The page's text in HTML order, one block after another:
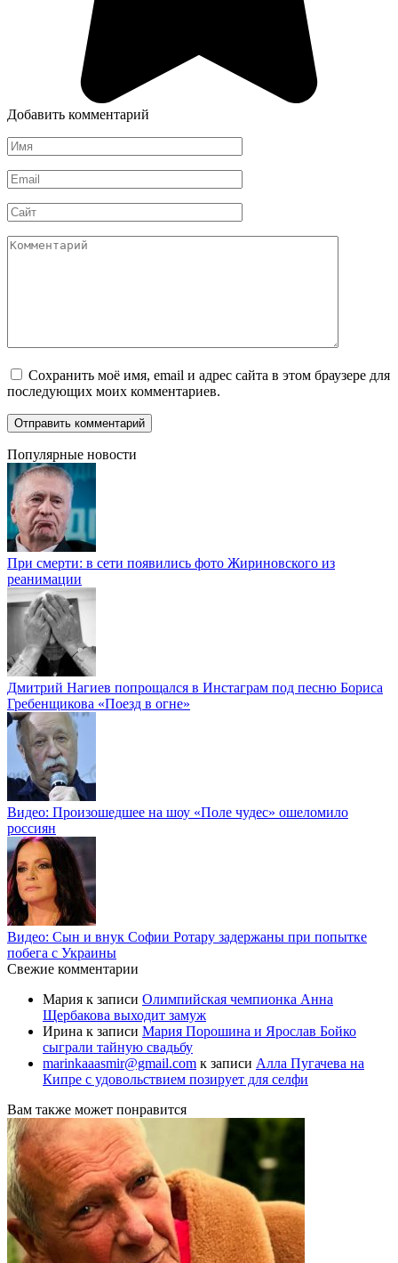
Добавить комментарий
Имя
*
Email
*
Сайт
Комментарий
Сохранить моё имя, email и адрес сайта в этом браузере для
последующих моих комментариев.
Популярные новости
При смерти: в сети появились фото Жириновского из
реанимации
Дмитрий Нагиев попрощался в Инстаграм под песню Бориса
Гребенщикова «Поезд в огне»
Видео: Произошедшее на шоу «Поле чудес» ошеломило
россиян
Видео: Сын и внук Софии Ротару задержаны при попытке
побега с Украины
Свежие комментарии
Мария к записи Олимпийская чемпионка Анна
Щербакова выходит замуж
Ирина к записи Мария Порошина и Ярослав Бойко
сыграли тайную свадьбу
marinkaaasmir@gmail.com к записи Алла Пугачева на
Кипре с удовольствием позирует для селфи
Вам также может понравится